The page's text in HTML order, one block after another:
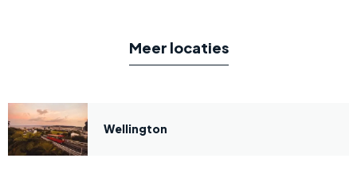
Meer locaties
Wellington